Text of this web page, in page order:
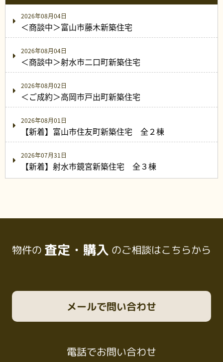
2026年08月04日
＜商談中＞富山市藤木新築住宅
2026年08月04日
＜商談中＞射水市二口町新築住宅
2026年08月02日
＜ご成約＞高岡市戸出町新築住宅
2026年08月01日
【新着】富山市住友町新築住宅 全２棟
2026年07月31日
【新着】射水市鏡宮新築住宅 全３棟
物件の 査定・購入 のご相談はこちらから
電話でお問い合わせ
メールで問い合わせ